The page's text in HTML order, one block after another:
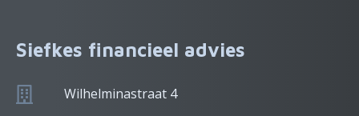
Siefkes financieel advies
Wilhelminastraat 4